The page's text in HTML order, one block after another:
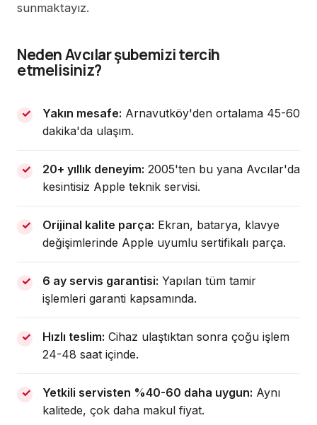
sunmaktayız.
Neden Avcılar şubemizi tercih
etmelisiniz?
Yakın mesafe: Arnavutköy'den ortalama 45-60
dakika'da ulaşım.
20+ yıllık deneyim: 2005'ten bu yana Avcılar'da
kesintisiz Apple teknik servisi.
Orijinal kalite parça: Ekran, batarya, klavye
değişimlerinde Apple uyumlu sertifikalı parça.
6 ay servis garantisi: Yapılan tüm tamir
işlemleri garanti kapsamında.
Hızlı teslim: Cihaz ulaştıktan sonra çoğu işlem
24-48 saat içinde.
Yetkili servisten %40-60 daha uygun: Aynı
kalitede, çok daha makul fiyat.